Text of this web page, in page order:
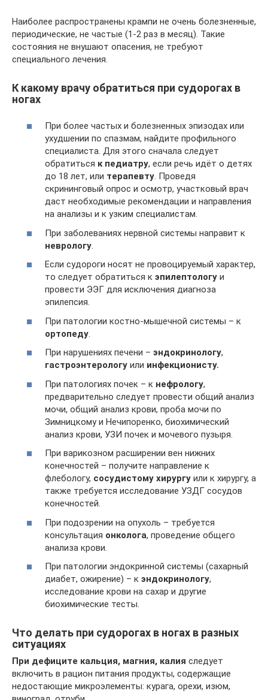
Наиболее распространены крампи не очень болезненные,
периодические, не частые (1-2 раз в месяц). Такие
состояния не внушают опасения, не требуют
специального лечения.
К какому врачу обратиться при судорогах в
ногах
При более частых и болезненных эпизодах или
ухудшении по спазмам, найдите профильного
специалиста. Для этого сначала следует
обратиться к педиатру, если речь идёт о детях
до 18 лет, или терапевту. Проведя
скрининговый опрос и осмотр, участковый врач
даст необходимые рекомендации и направления
на анализы и к узким специалистам.
При заболеваниях нервной системы направит к
неврологу
Если судороги носят не провоцируемый характер,
то следует обратиться к эпилептологу и
провести ЭЭГ для исключения диагноза
эпилепсия.
При патологии костно-мышечной системы – к
ортопеду
При нарушениях печени – эндокринологу,
гастроэнтерологу или инфекционисту.
При патологиях почек – к нефрологу,
предварительно следует провести общий анализ
мочи, общий анализ крови, проба мочи по
Зимницкому и Нечипоренко, биохимический
анализ крови, УЗИ почек и мочевого пузыря.
При варикозном расширении вен нижних
конечностей – получите направление к
флебологу, сосудистому хирургу или к хирургу, а
также требуется исследование УЗДГ сосудов
конечностей.
При подозрении на опухоль – требуется
консультация онколога, проведение общего
анализа крови.
При патологии эндокринной системы (сахарный
диабет, ожирение) – к эндокринологу,
исследование крови на сахар и другие
биохимические тесты.
Что делать при судорогах в ногах в разных
ситуациях
При дефиците кальция, магния, калия следует
включить в рацион питания продукты, содержащие
недостающие микроэлементы: курага, орехи, изюм,